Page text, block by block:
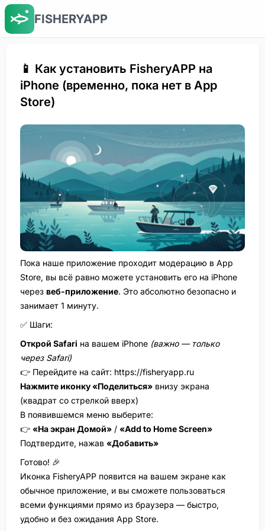
FISHERYAPP
📱 Как установить FisheryAPP на
iPhone (временно, пока нет в App
Store)
Пока наше приложение проходит модерацию в App
Store, вы всё равно можете установить его на iPhone
через веб-приложение. Это абсолютно безопасно и
занимает 1 минуту.
✅ Шаги:
Открой Safari на вашем iPhone (важно — только
через Safari)
👉 Перейдите на сайт: https://fisheryapp.ru
Нажмите иконку «Поделиться» внизу экрана
(квадрат со стрелкой вверх)
В появившемся меню выберите:
👉 «На экран Домой» / «Add to Home Screen»
Подтвердите, нажав «Добавить»
Готово! 🎉
Иконка FisheryAPP появится на вашем экране как
обычное приложение, и вы сможете пользоваться
всеми функциями прямо из браузера — быстро,
удобно и без ожидания App Store.